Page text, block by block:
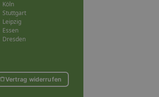
Köln
Stuttgart
Leipzig
Essen
Dresden
Vertrag widerrufen